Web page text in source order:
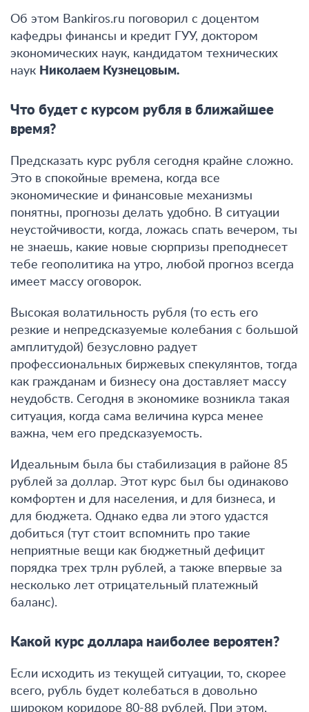
Об этом Bankiros.ru поговорил с доцентом
кафедры финансы и кредит ГУУ, доктором
экономических наук, кандидатом технических
наук Николаем Кузнецовым.
Что будет с курсом рубля в ближайшее
время?
Предсказать курс рубля сегодня крайне сложно.
Это в спокойные времена, когда все
экономические и финансовые механизмы
понятны, прогнозы делать удобно. В ситуации
неустойчивости, когда, ложась спать вечером, ты
не знаешь, какие новые сюрпризы преподнесет
тебе геополитика на утро, любой прогноз всегда
имеет массу оговорок.
Высокая волатильность рубля (то есть его
резкие и непредсказуемые колебания с большой
амплитудой) безусловно радует
профессиональных биржевых спекулянтов, тогда
как гражданам и бизнесу она доставляет массу
неудобств. Сегодня в экономике возникла такая
ситуация, когда сама величина курса менее
важна, чем его предсказуемость.
Идеальным была бы стабилизация в районе 85
рублей за доллар. Этот курс был бы одинаково
комфортен и для населения, и для бизнеса, и
для бюджета. Однако едва ли этого удастся
добиться (тут стоит вспомнить про такие
неприятные вещи как бюджетный дефицит
порядка трех трлн рублей, а также впервые за
несколько лет отрицательный платежный
баланс).
Какой курс доллара наиболее вероятен?
Если исходить из текущей ситуации, то, скорее
всего, рубль будет колебаться в довольно
широком коридоре 80-88 рублей. При этом,